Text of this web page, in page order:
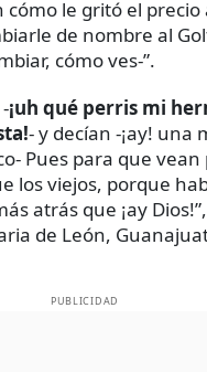
cómo le gritó el
de nombre al
cómo ves-”.
¡uh qué perris mi
- y decían -¡ay! una
Pues para que
los viejos, porque
atrás que ¡ay
de León,
PUBLICIDAD